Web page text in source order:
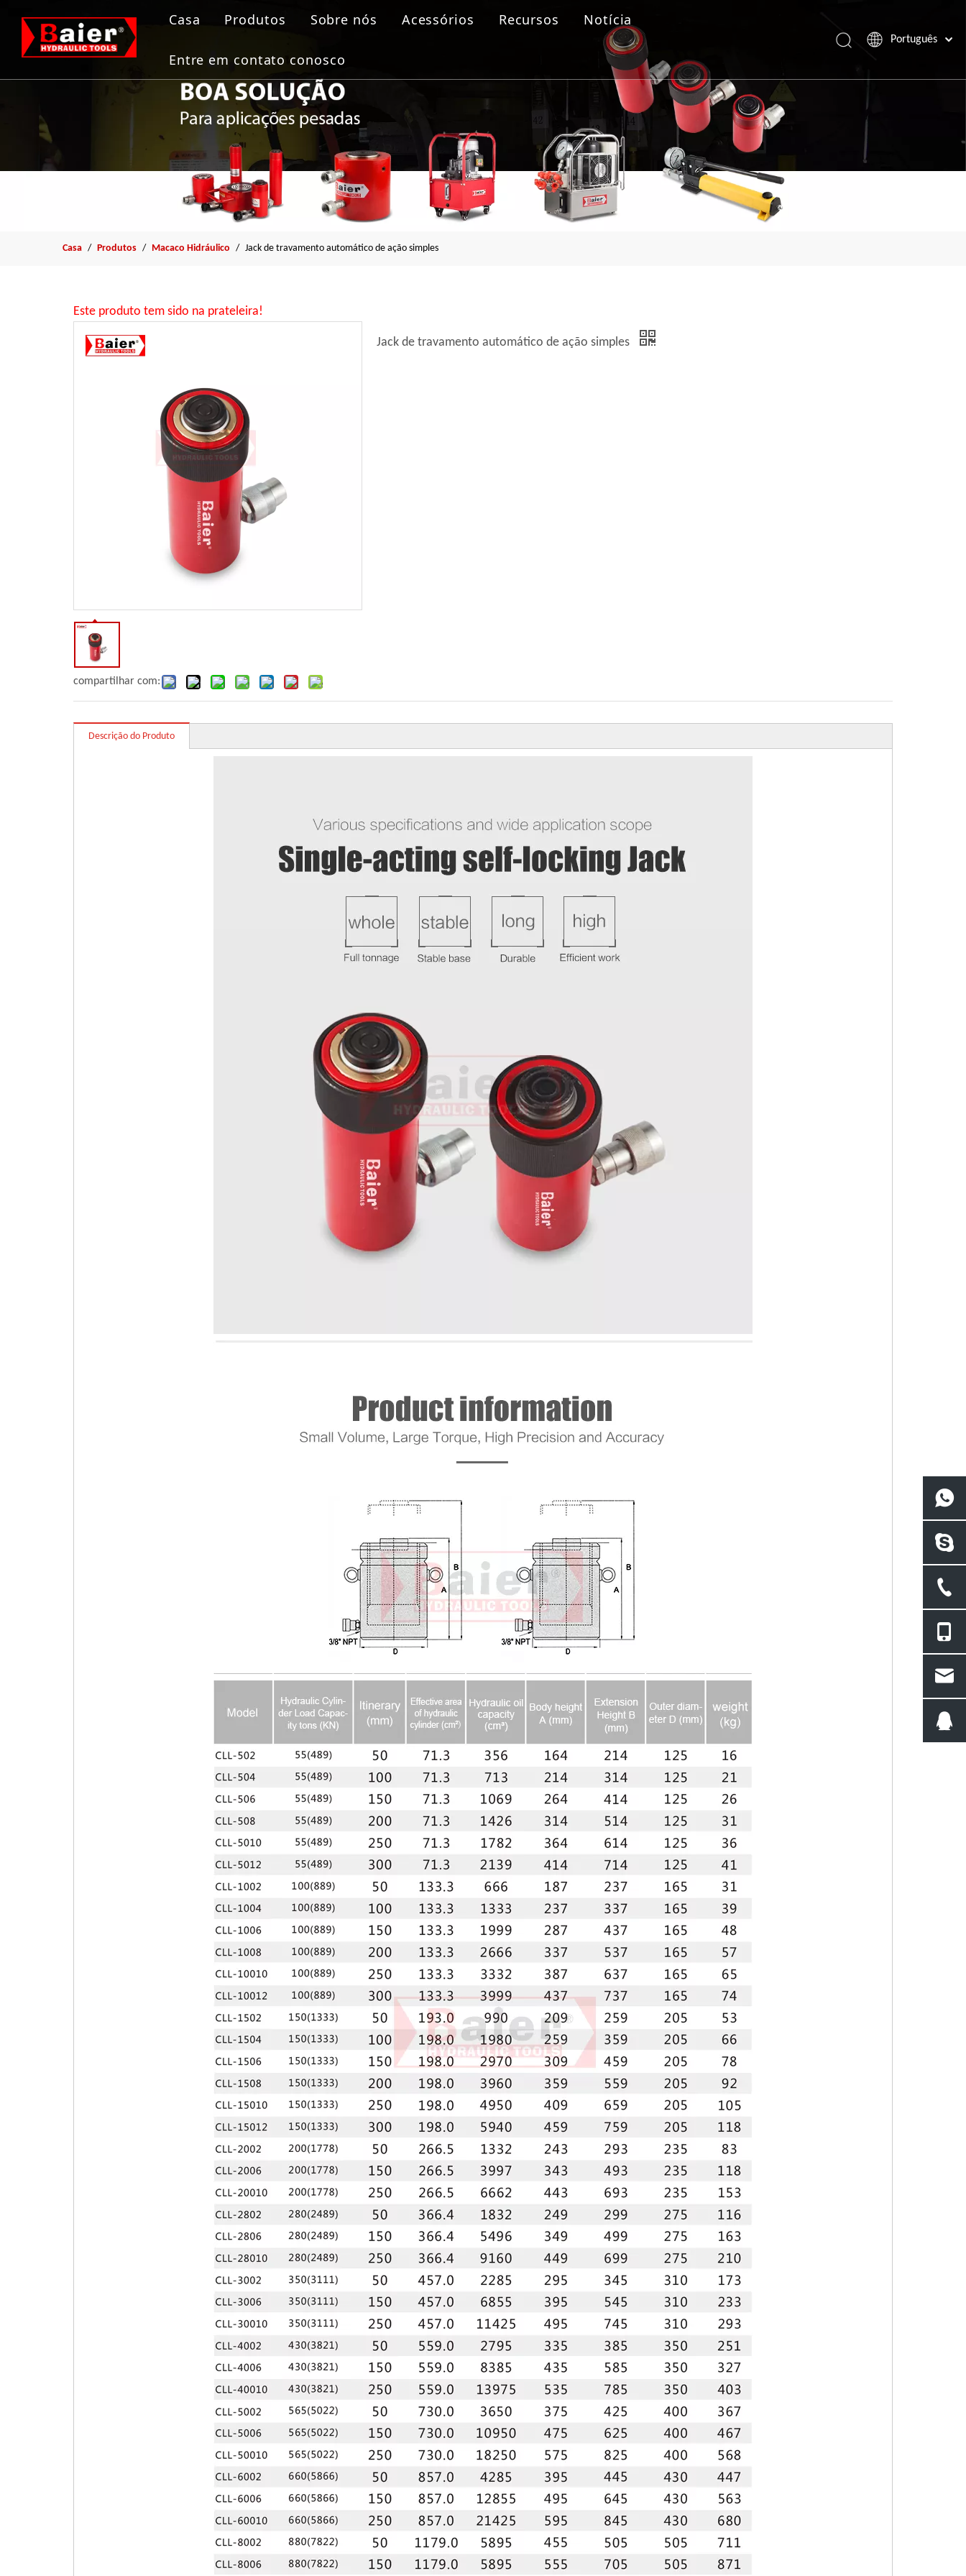
Casa Produtos
Ferramentas de aparafusamento
Macaco hidráulico
Bomba Hidráulica
Puxador
Ferramenta Flange
Sobre nós Acessórios Recursos Notícia
Entre em contato conosco
Português
Pусский
Casa / Produtos / Macaco Hidráulico / Jack de travamento automático de ação simples
Este produto tem sido na prateleira!
compartilhar com:
Jack de travamento automático de ação simples
Descrição do Produto